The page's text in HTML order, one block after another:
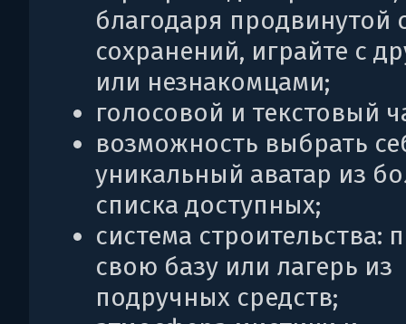
благодаря продвинутой
сохранений, играйте с
или незнакомцами;
голосовой и текстовый
возможность выбрать
уникальный аватар из
списка доступных;
система строительства:
свою базу или лагерь из
подручных средств;